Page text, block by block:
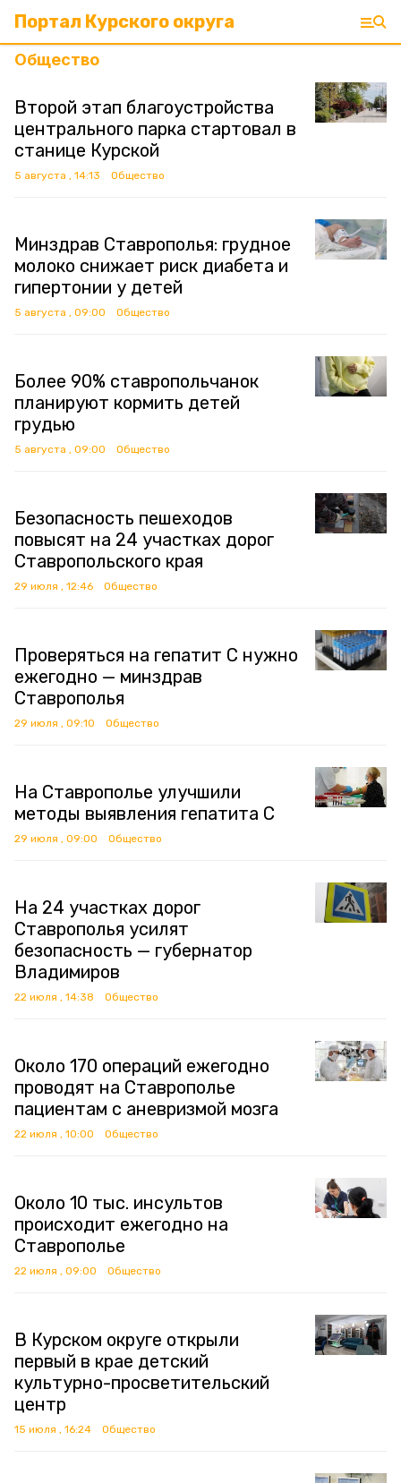
Портал Курского округа
Общество
Второй этап благоустройства
центрального парка стартовал в
станице Курской
5 августа , 14:13 Общество
Минздрав Ставрополья: грудное
молоко снижает риск диабета и
гипертонии у детей
5 августа , 09:00 Общество
Более 90% ставропольчанок
планируют кормить детей
грудью
5 августа , 09:00 Общество
Безопасность пешеходов
повысят на 24 участках дорог
Ставропольского края
29 июля , 12:46 Общество
Проверяться на гепатит C нужно
ежегодно — минздрав
Ставрополья
29 июля , 09:10 Общество
На Ставрополье улучшили
методы выявления гепатита C
29 июля , 09:00 Общество
На 24 участках дорог
Ставрополья усилят
безопасность — губернатор
Владимиров
22 июля , 14:38 Общество
Около 170 операций ежегодно
проводят на Ставрополье
пациентам с аневризмой мозга
22 июля , 10:00 Общество
Около 10 тыс. инсультов
происходит ежегодно на
Ставрополье
22 июля , 09:00 Общество
В Курском округе открыли
первый в крае детский
культурно-просветительский
центр
15 июля , 16:24 Общество